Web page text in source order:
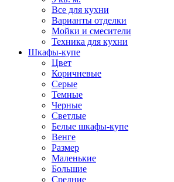
Все для кухни
Варианты отделки
Мойки и смесители
Техника для кухни
Шкафы-купе
Цвет
Коричневые
Серые
Темные
Черные
Светлые
Белые шкафы-купе
Венге
Размер
Маленькие
Большие
Средние